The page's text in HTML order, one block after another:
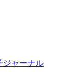
ジャーナル